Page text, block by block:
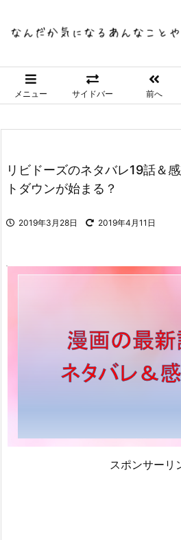
メニュー サイドバー 前へ
リビドーズのネタバレ19話＆
トダウンが始まる？
2019年3月28日 2019年4月11日
スポンサーリ